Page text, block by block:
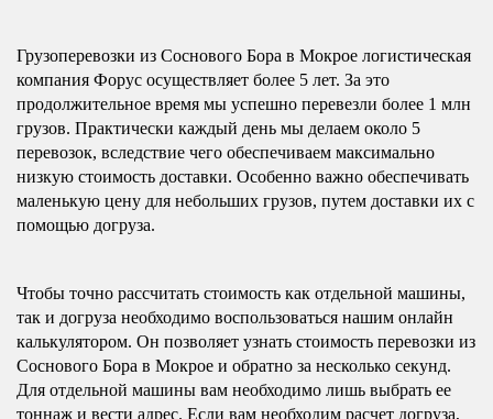
Грузоперевозки из Соснового Бора в Мокрое логистическая
компания Форус осуществляет более 5 лет. За это
продолжительное время мы успешно перевезли более 1 млн
грузов. Практически каждый день мы делаем около 5
перевозок, вследствие чего обеспечиваем максимально
низкую стоимость доставки. Особенно важно обеспечивать
маленькую цену для небольших грузов, путем доставки их с
помощью догруза.
Чтобы точно рассчитать стоимость как отдельной машины,
так и догруза необходимо воспользоваться нашим онлайн
калькулятором. Он позволяет узнать стоимость перевозки из
Соснового Бора в Мокрое и обратно за несколько секунд.
Для отдельной машины вам необходимо лишь выбрать ее
тоннаж и вести адрес. Если вам необходим расчет догруза,